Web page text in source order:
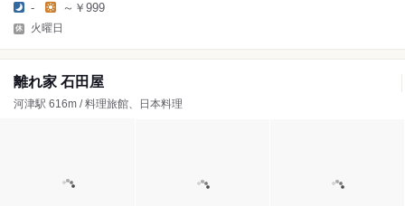
- ～￥999
火曜日
離れ家 石田屋
河津駅 616m / 料理旅館、日本料理